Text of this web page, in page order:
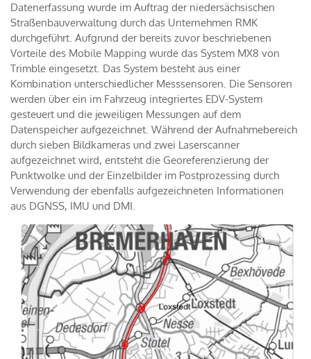
Datenerfassung wurde im Auftrag der niedersächsischen
Straßenbauverwaltung durch das Unternehmen RMK
durchgeführt. Aufgrund der bereits zuvor beschriebenen
Vorteile des Mobile Mapping wurde das System MX8 von
Trimble eingesetzt. Das System besteht aus einer
Kombination unterschiedlicher Messsensoren. Die Sensoren
werden über ein im Fahrzeug integriertes EDV-System
gesteuert und die jeweiligen Messungen auf dem
Datenspeicher aufgezeichnet. Während der Aufnahmebereich
durch sieben Bildkameras und zwei Laserscanner
aufgezeichnet wird, entsteht die Georeferenzierung der
Punktwolke und der Einzelbilder im Postprozessing durch
Verwendung der ebenfalls aufgezeichneten Informationen
aus DGNSS, IMU und DMI.